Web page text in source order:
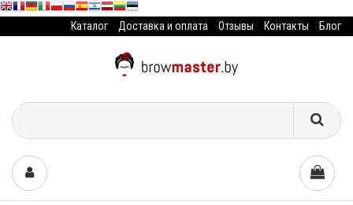
Каталог Доставка и оплата Отзывы Контакты Блог